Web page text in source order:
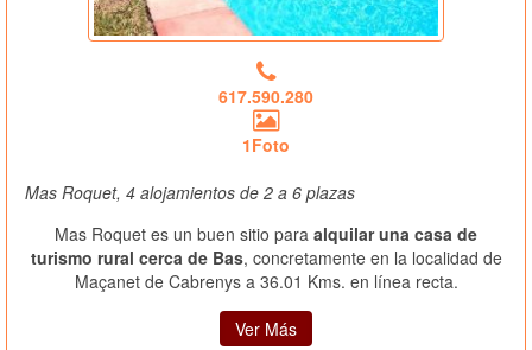
617.590.280
1Foto
Mas Roquet, 4 alojamientos de 2 a 6 plazas
Mas Roquet es un buen sitio para alquilar una casa de
turismo rural cerca de Bas, concretamente en la localidad de
Maçanet de Cabrenys a 36.01 Kms. en línea recta.
Ver Más